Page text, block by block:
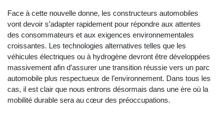
Face à cette nouvelle donne, les constructeurs automobiles
vont devoir s’adapter rapidement pour répondre aux attentes
des consommateurs et aux exigences environnementales
croissantes. Les technologies alternatives telles que les
véhicules électriques ou à hydrogène devront être développées
massivement afin d’assurer une transition réussie vers un parc
automobile plus respectueux de l’environnement. Dans tous les
cas, il est clair que nous entrons désormais dans une ère où la
mobilité durable sera au cœur des préoccupations.